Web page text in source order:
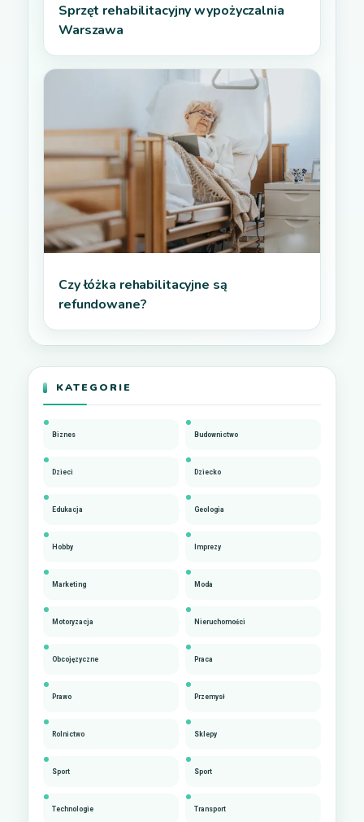
Sprzęt rehabilitacyjny wypożyczalnia
Warszawa
Czy łóżka rehabilitacyjne są
refundowane?
KATEGORIE
Biznes Budownictwo
Dzieci Dziecko
Edukacja Geologia
Hobby Imprezy
Marketing Moda
Motoryzacja Nieruchomości
Obcojęzyczne Praca
Prawo Przemysł
Rolnictwo Sklepy
Sport Sport
Technologie Transport